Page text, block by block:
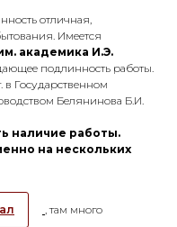
отличная,
Имеется
академика И.Э.
подлинность работы.
в Государственном
Белянинова Б.И.
наличие работы.
на нескольких
, там много